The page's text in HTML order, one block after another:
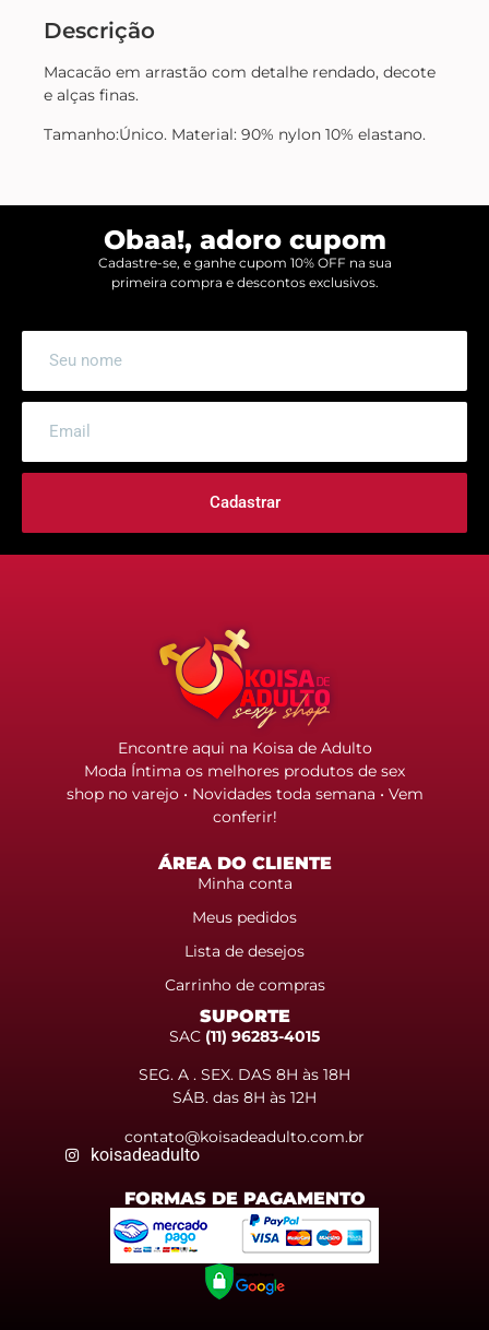
Descrição
Macacão em arrastão com detalhe rendado, decote
e alças finas.
Tamanho:Único. Material: 90% nylon 10% elastano.
Obaa!, adoro cupom
Cadastre-se, e ganhe cupom 10% OFF na sua
primeira compra e descontos exclusivos.
Cadastrar
Encontre aqui na Koisa de Adulto
Moda Íntima os melhores produtos de sex
shop no varejo • Novidades toda semana • Vem
conferir!
ÁREA DO CLIENTE
Minha conta
Meus pedidos
Lista de desejos
Carrinho de compras
SUPORTE
SAC (11) 96283-4015
SEG. A . SEX. DAS 8H às 18H
SÁB. das 8H às 12H
contato@koisadeadulto.com.br
koisadeadulto
FORMAS DE PAGAMENTO